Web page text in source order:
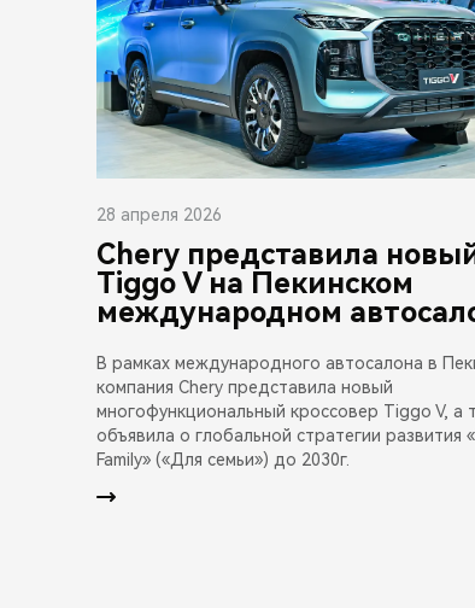
28 апреля 2026
Chery представила
Tiggo V на Пекинском
международном
В рамках международного автосалона в
компания Chery представила новый
многофункциональный кроссовер Tiggo V, а
объявила о глобальной стратегии развития
Family» («Для семьи») до 2030г.